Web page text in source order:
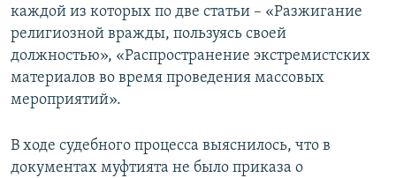
каждой из которых по две статьи – «Разжигание
религиозной вражды, пользуясь своей
должностью», «Распространение экстремистских
материалов во время проведения массовых
мероприятий».
В ходе судебного процесса выяснилось, что в
документах муфтията не было приказа о